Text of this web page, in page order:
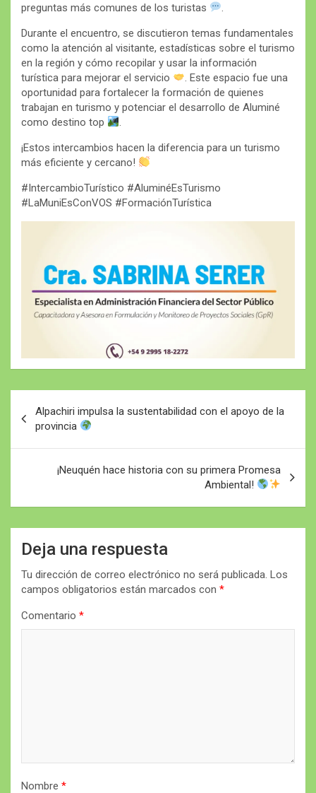
preguntas más comunes de los turistas
.
Durante el encuentro, se discutieron temas fundamentales
como la atención al visitante, estadísticas sobre el turismo
en la región y cómo recopilar y usar la información
turística para mejorar el servicio
. Este espacio fue una
oportunidad para fortalecer la formación de quienes
trabajan en turismo y potenciar el desarrollo de Aluminé
como destino top
.
¡Estos intercambios hacen la diferencia para un turismo
más eficiente y cercano!
#IntercambioTurístico #AluminéEsTurismo
#LaMuniEsConVOS #FormaciónTurística
de
entradas
Alpachiri impulsa la sustentabilidad con el apoyo de la
provincia
¡Neuquén hace historia con su primera Promesa
Ambiental!
Deja una respuesta
Tu dirección de correo electrónico no será publicada. Los
campos obligatorios están marcados con *
Comentario *
Nombre *